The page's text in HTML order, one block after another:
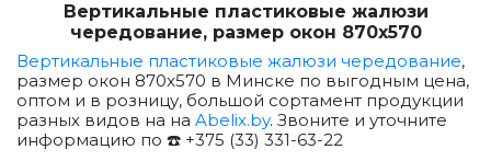
Вертикальные пластиковые жалюзи
чередование, размер окон 870x570
Вертикальные пластиковые жалюзи чередование,
размер окон 870x570 в Минске по выгодным цена,
оптом и в розницу, большой сортамент продукции
разных видов на на Abelix.by. Звоните и уточните
информацию по ☎️ +375 (33) 331-63-22